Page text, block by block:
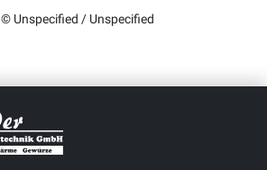
© Unspecified / Unspecified